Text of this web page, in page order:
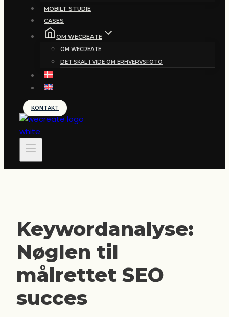
MOBILT STUDIE
CASES
OM WECREATE
OM WECREATE
DET SKAL I VIDE OM ERHVERVSFOTO
KONTAKT
Keywordanalyse:
Nøglen til
målrettet SEO
succes